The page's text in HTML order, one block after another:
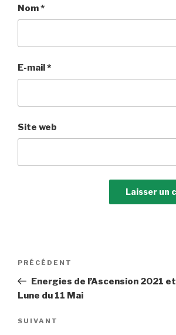
Nom*
E-mail*
Site web
Navigation
l’article
Article
précédent
PRÉCÉDENT
Energies de l’Ascension 2021
Lune du 11 Mai
Article
SUIVANT